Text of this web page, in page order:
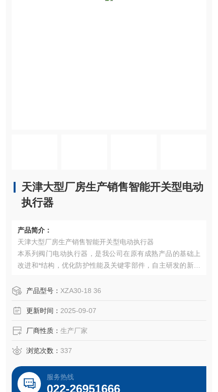
天津大型厂房生产销售智能开关型电动
执行器
产品简介：
天津大型厂房生产销售智能开关型电动执行器
本系列阀门电动执行器，是我公司在原有成熟产品的基础上
改进和*结构，优化防护性能及关键零部件，自主研发的新一
等优点。良好的防护等级可满足多种设计的需要：隔爆型、
产品型号： XZA30-18 36
更新时间： 2025-09-07
厂商性质： 生产厂家
浏览次数： 337
服务热线
022-26951666